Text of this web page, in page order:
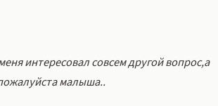
интересовал совсем другой вопрос,а
малыша..